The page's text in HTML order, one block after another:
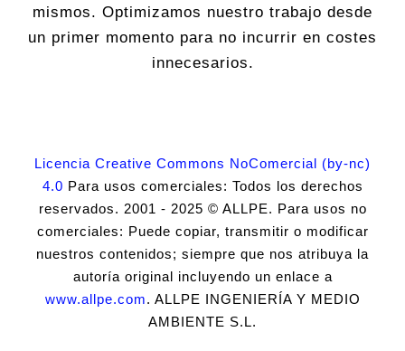
mismos. Optimizamos nuestro trabajo desde
un primer momento para no incurrir en costes
innecesarios.
Licencia Creative Commons NoComercial (by-nc)
4.0 Para usos comerciales: Todos los derechos
reservados. 2001 - 2025 © ALLPE. Para usos no
comerciales: Puede copiar, transmitir o modificar
nuestros contenidos; siempre que nos atribuya la
autoría original incluyendo un enlace a
www.allpe.com. ALLPE INGENIERÍA Y MEDIO
AMBIENTE S.L.